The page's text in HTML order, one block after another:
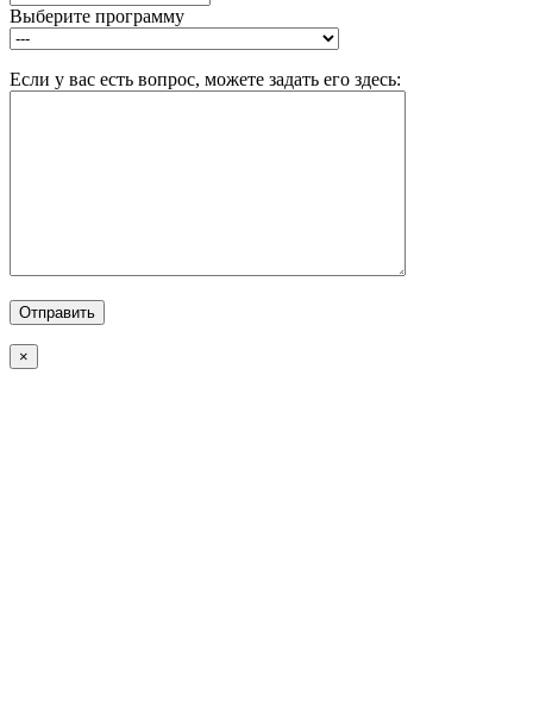
Выберите программу
Если у вас есть вопрос, можете задать его здесь:
×